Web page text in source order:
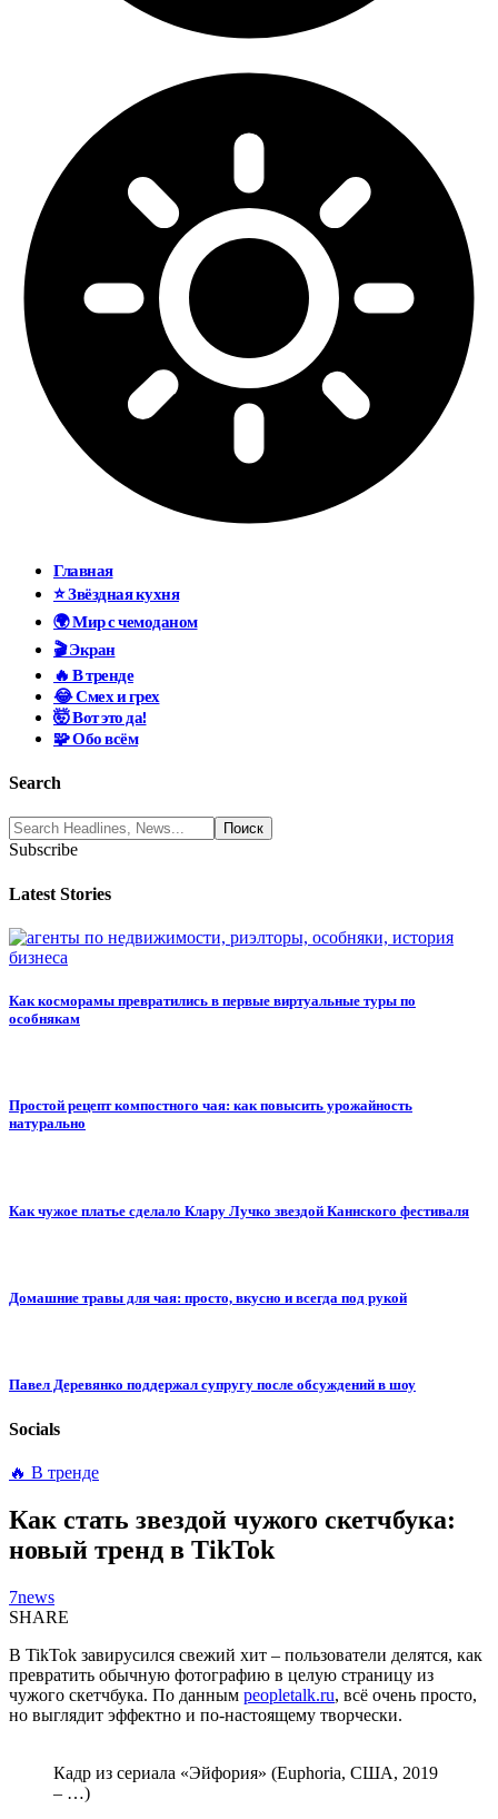
Главная
⭐ Звёздная кухня
🌍 Мир с чемоданом
🎬 Экран
🔥 В тренде
😂 Смех и грех
🤯 Вот это да!
🧩 Обо всём
Search
Subscribe
Latest Stories
Как косморамы превратились в первые виртуальные туры по
особнякам
Простой рецепт компостного чая: как повысить урожайность
натурально
Как чужое платье сделало Клару Лучко звездой Каннского фестиваля
Домашние травы для чая: просто, вкусно и всегда под рукой
Павел Деревянко поддержал супругу после обсуждений в шоу
Socials
🔥 В тренде
Как стать звездой чужого скетчбука:
новый тренд в TikTok
7news
SHARE
В TikTok завирусился свежий хит – пользователи делятся, как
превратить обычную фотографию в целую страницу из
чужого скетчбука. По данным peopletalk.ru, всё очень просто,
но выглядит эффектно и по-настоящему творчески.
Кадр из сериала «Эйфория» (Euphoria, США, 2019
– …)